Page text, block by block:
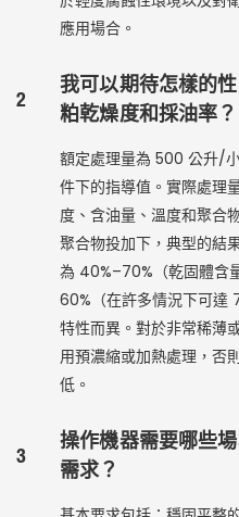
應用場合。
2
我可以期待怎樣的
粕乾燥度和採油率？
額定處理量為 500 公升/
件下的指導值。實際處理
度、含油量、溫度和聚合
聚合物投加下，典型的結
為 40%–70%（乾固體含
60%（在許多情況下可達
特性而異。對於非常稀薄
用預濃縮或加熱處理，否
低。
3
操作機器需要哪些
需求？